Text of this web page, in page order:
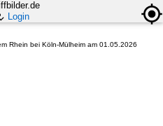
Login
Rhein bei Köln-Mülheim am 01.05.2026